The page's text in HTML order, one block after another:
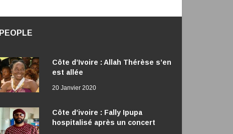
PEOPLE
Côte d’Ivoire : Allah Thérèse s’en
est allée
20 Janvier 2020
Côte d’ivoire : Fally Ipupa
hospitalisé après un concert